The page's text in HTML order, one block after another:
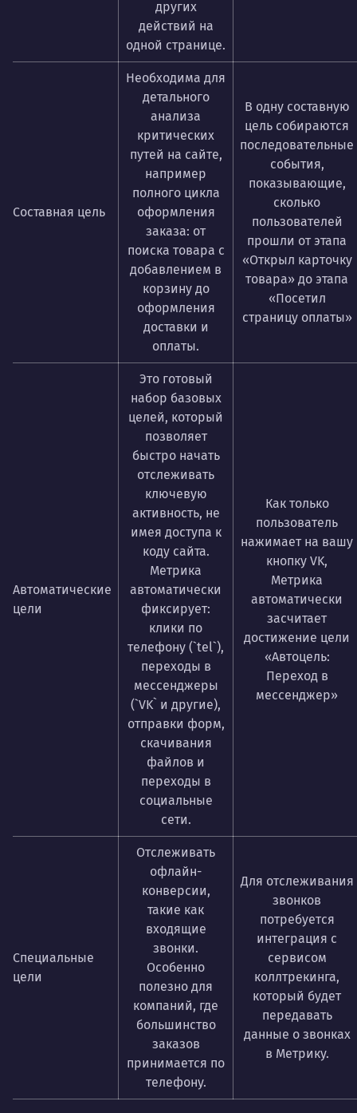
других
действий на
одной странице.
Составная цель
Необходима для
детального
анализа
критических
путей на сайте,
например
полного цикла
оформления
заказа: от
поиска товара с
добавлением в
корзину до
оформления
доставки и
оплаты.
В одну составную
цель собираются
последовательные
события,
показывающие,
сколько
пользователей
прошли от этапа
«Открыл карточку
товара» до этапа
«Посетил
страницу оплаты»
Автоматические
цели
Это готовый
набор базовых
целей, который
позволяет
быстро начать
отслеживать
ключевую
активность, не
имея доступа к
коду сайта.
Метрика
автоматически
фиксирует:
клики по
телефону (`tel`),
переходы в
мессенджеры
(`VK` и другие),
отправки форм,
скачивания
файлов и
переходы в
социальные
сети.
Как только
пользователь
нажимает на вашу
кнопку VK,
Метрика
автоматически
засчитает
достижение цели
«Автоцель:
Переход в
мессенджер»
Специальные
цели
Отслеживать
офлайн-
конверсии,
такие как
входящие
звонки.
Особенно
полезно для
компаний, где
большинство
заказов
принимается по
телефону.
Для отслеживания
звонков
потребуется
интеграция с
сервисом
коллтрекинга,
который будет
передавать
данные о звонках
в Метрику.